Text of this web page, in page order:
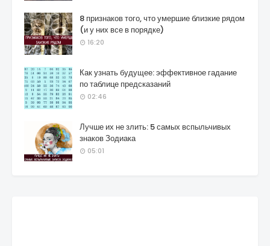
8 признаков того, что умершие близкие рядом
(и у них все в порядке)
16:20
Как узнать будущее: эффективное гадание
по таблице предсказаний
02:46
Лучше их не злить: 5 самых вспыльчивых
знаков Зодиака
05:01